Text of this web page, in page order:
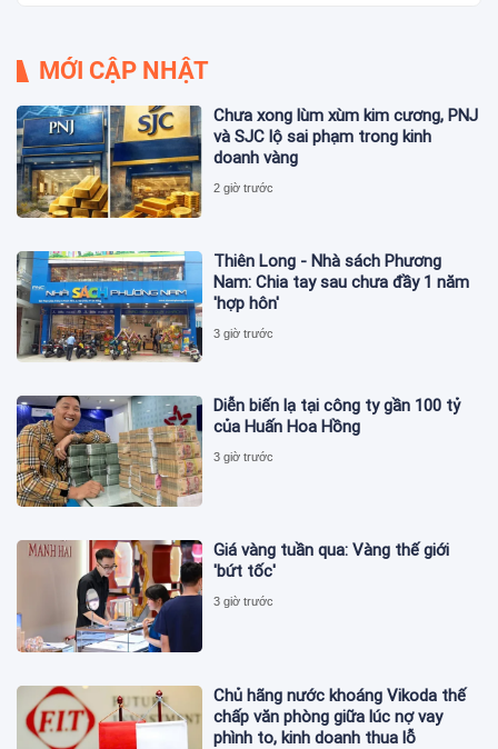
MỚI CẬP NHẬT
Chưa xong lùm xùm kim cương, PNJ
và SJC lộ sai phạm trong kinh
doanh vàng
2 giờ trước
Thiên Long - Nhà sách Phương
Nam: Chia tay sau chưa đầy 1 năm
'hợp hôn'
3 giờ trước
Diễn biến lạ tại công ty gần 100 tỷ
của Huấn Hoa Hồng
3 giờ trước
Giá vàng tuần qua: Vàng thế giới
'bứt tốc'
3 giờ trước
Chủ hãng nước khoáng Vikoda thế
chấp văn phòng giữa lúc nợ vay
phình to, kinh doanh thua lỗ